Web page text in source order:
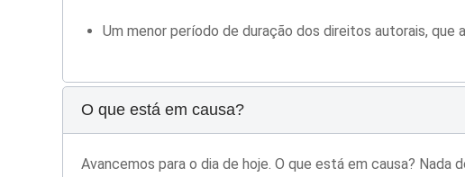
Um menor período de duração dos direitos autorais,
O que está em causa?
Avancemos para o dia de hoje. O que está em causa?